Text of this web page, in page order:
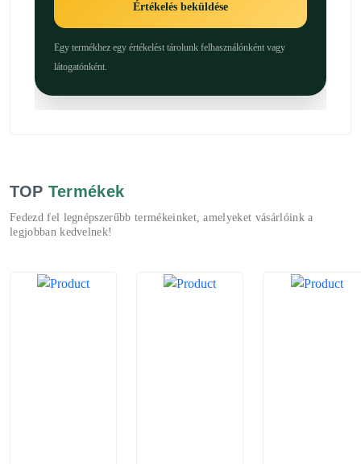
Értékelés beküldése
Egy termékhez egy értékelést tárolunk felhasználónként vagy
látogatónként.
TOP Termékek
Fedezd fel legnépszerűbb termékeinket, amelyeket vásárlóink a
legjobban kedvelnek!